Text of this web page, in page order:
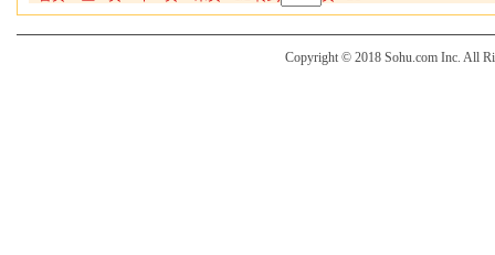
Copyright © 2018 Sohu.com Inc. All